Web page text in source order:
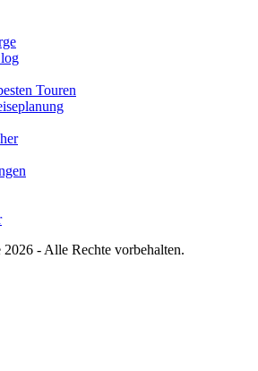
Touren
- Alle Rechte vorbehalten.